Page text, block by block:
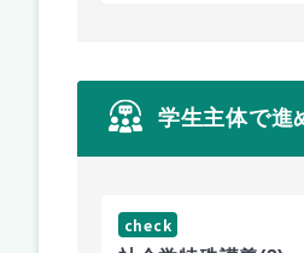
学生主体で進
check